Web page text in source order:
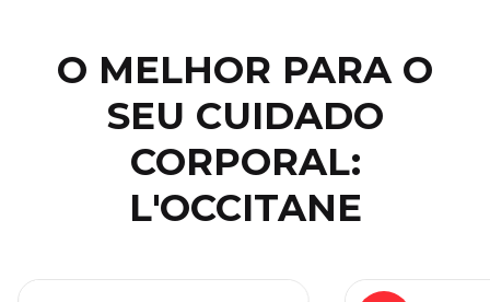
O MELHOR PARA O
SEU CUIDADO
CORPORAL:
L'OCCITANE